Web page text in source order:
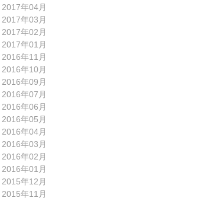
2017年04月
2017年03月
2017年02月
2017年01月
2016年11月
2016年10月
2016年09月
2016年07月
2016年06月
2016年05月
2016年04月
2016年03月
2016年02月
2016年01月
2015年12月
2015年11月